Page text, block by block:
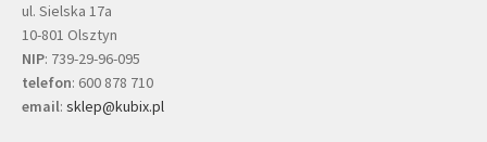
ul. Sielska 17a
10-801 Olsztyn
NIP: 739-29-96-095
telefon: 600 878 710
email: sklep@kubix.pl